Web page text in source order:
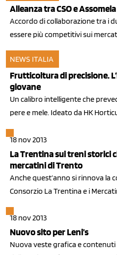
Alleanza tra CSO e Assomela
Accordo di collaborazione tra i
essere più competitivi sui
NEWS ITALIA
04 dic 2013
Frutticoltura di precisione.
giovane
Un calibro intelligente che
pere e mele. Ideato da HK
18 nov 2013
La Trentina sui treni storici
mercatini di Trento
Anche quest’anno si rinnova la
Consorzio La Trentina e i
18 nov 2013
Nuovo sito per Leni’s
Nuova veste grafica e